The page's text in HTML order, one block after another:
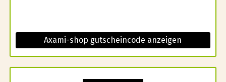
Axami-shop gutscheincode anzeigen